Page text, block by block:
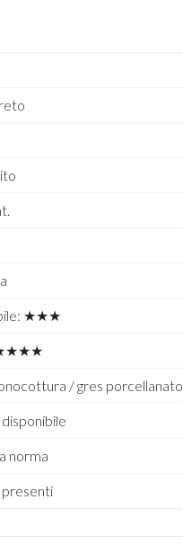
★★★
★★★★
/ gres porcellanato
norma
presenti